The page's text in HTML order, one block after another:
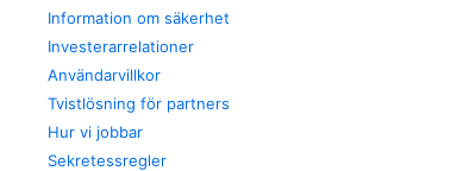
Information om säkerhet
Investerarrelationer
Användarvillkor
Tvistlösning för partners
Hur vi jobbar
Sekretessregler